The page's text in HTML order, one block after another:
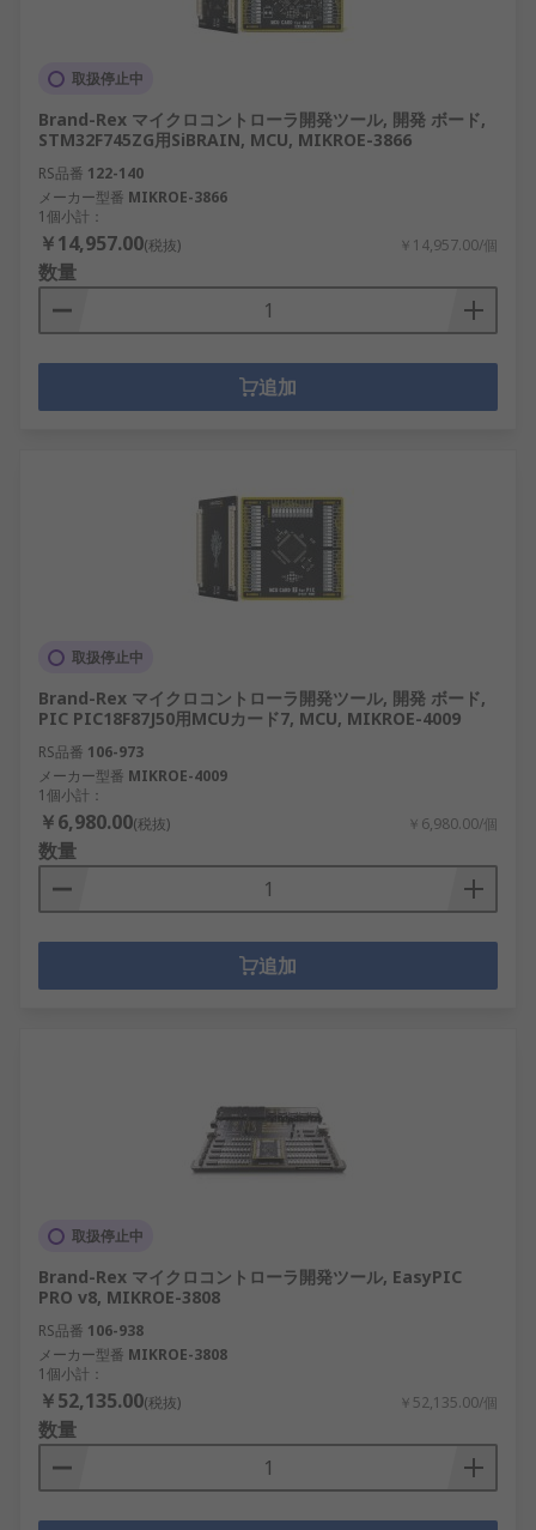
取扱停止中
Brand-Rex マイクロコントローラ開発ツール, 開発 ボード,
STM32F745ZG用SiBRAIN, MCU, MIKROE-3866
RS品番 122-140
メーカー型番 MIKROE-3866
1個小計：
￥14,957.00(税抜) ￥14,957.00/個
数量
追加
取扱停止中
Brand-Rex マイクロコントローラ開発ツール, 開発 ボード,
PIC PIC18F87J50用MCUカード7, MCU, MIKROE-4009
RS品番 106-973
メーカー型番 MIKROE-4009
1個小計：
￥6,980.00(税抜) ￥6,980.00/個
数量
追加
取扱停止中
Brand-Rex マイクロコントローラ開発ツール, EasyPIC
PRO v8, MIKROE-3808
RS品番 106-938
メーカー型番 MIKROE-3808
1個小計：
￥52,135.00(税抜) ￥52,135.00/個
数量